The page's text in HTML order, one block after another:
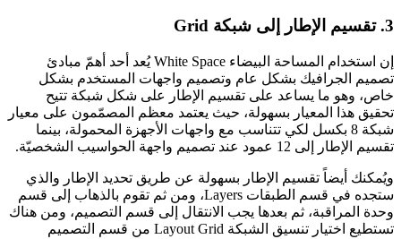
3. تقسيم الإطار إلى شبكة Grid
إن استخدام المساحة البيضاء White Space يُعد أحد أهمّ مبادئ
تصميم الجرافيك بشكل عام وتصميم واجهات المستخدم بشكل
خاص، وهو ما يساعد على تقسيم الإطار على شكل شبكة تتيح
تحقيق هذا المعيار بسهولة، حيث يعتمد معظم المصمّمون على معيار
شبكة 8 بكسل لكي تتناسب مع واجهات الأجهزة المحمولة، بينما
تقسيم الإطار إلى 12 عمود عند تصميم واجهة الحواسيب الشخصيّة.
ويُمكنك أيضاً تقسيم الإطار بسهولة عن طريق تحديد الإطار والذي
ستجده في قسم الطبقات Layers، ومن ثم تقوم بالذهاب إلى قسم
وحدة المراقبة، ثم بعدها يجب الانتقال إلى قسم التصميم، ومن هناك
تستطيع اختيار تنسيق الشبكة Layout Grid من قسم التصميم